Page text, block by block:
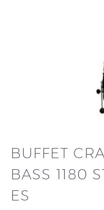
BUFFET
BASS 1180
ES